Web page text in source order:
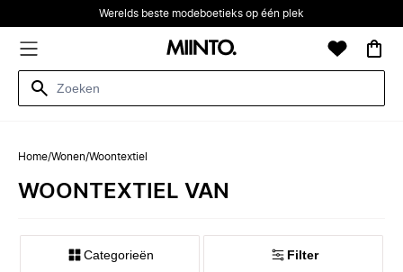
Werelds beste modeboetieks op één plek
Home/Wonen/Woontextiel
WOONTEXTIEL VAN
Categorieën Filter